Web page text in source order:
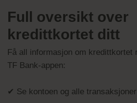
Full oversikt over
kredittkortet ditt
Få all informasjon om kredittkortet
TF Bank-appen:
✔ Se kontoen og alle transaksjoner